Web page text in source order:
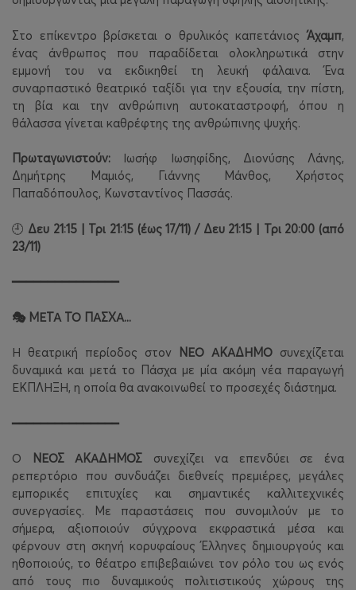
Στο επίκεντρο βρίσκεται ο θρυλικός καπετάνιοςΆχαμπ,
ένας άνθρωπος που παραδίδεται ολοκληρωτικά στην
εμμονή του να εκδικηθεί τη λευκή φάλαινα. Ένα
συναρπαστικό θεατρικό ταξίδι για την εξουσία, την πίστη,
τη βία και την ανθρώπινη αυτοκαταστροφή, όπου η
θάλασσα γίνεται καθρέφτης της ανθρώπινης ψυχής.
Πρωταγωνιστούν: Ιωσήφ Ιωσηφίδης, Διονύσης Λάνης,
Δημήτρης Μαμιός, Γιάννης Μάνθος, Χρήστος
Παπαδόπουλος, Κωνσταντίνος Πασσάς.
🕘 Δευ 21:15 | Τρι 21:15 (έως 17/11) / Δευ 21:15 | Τρι 20:00 (από
23/11)
━━━━━━━━━━━━━━━
🎭 ΜΕΤΑ ΤΟ ΠΑΣΧΑ...
Η θεατρική περίοδος στον ΝΕΟ ΑΚΑΔΗΜΟ συνεχίζεται
δυναμικά και μετά το Πάσχα με μία ακόμη νέα παραγωγή
ΕΚΠΛΗΞΗ, η οποία θα ανακοινωθεί το προσεχές διάστημα.
━━━━━━━━━━━━━━━
Ο ΝΕΟΣ ΑΚΑΔΗΜΟΣ συνεχίζει να επενδύει σε ένα
ρεπερτόριο που συνδυάζει διεθνείς πρεμιέρες, μεγάλες
εμπορικές επιτυχίες και σημαντικές καλλιτεχνικές
συνεργασίες. Με παραστάσεις που συνομιλούν με το
σήμερα, αξιοποιούν σύγχρονα εκφραστικά μέσα και
φέρνουν στη σκηνή κορυφαίους Έλληνες δημιουργούς και
ηθοποιούς, το θέατρο επιβεβαιώνει τον ρόλο του ως ενός
από τους πιο δυναμικούς πολιτιστικούς χώρους της